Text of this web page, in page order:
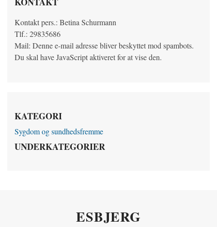
Kontakt pers.: Betina Schurmann
Tlf.: 29835686
Mail: Denne e-mail adresse bliver beskyttet mod spambots.
Du skal have JavaScript aktiveret for at vise den.
KATEGORI
Sygdom og sundhedsfremme
UNDERKATEGORIER
ESBJERG